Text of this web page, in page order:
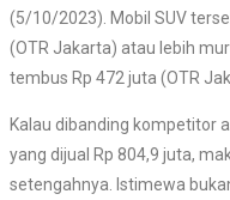
(5/10/2023). Mobil SUV
(OTR Jakarta) atau lebih
tembus Rp 472 juta (OTR
Kalau dibanding kompetitor
yang dijual Rp 804,9 juta,
setengahnya. Istimewa